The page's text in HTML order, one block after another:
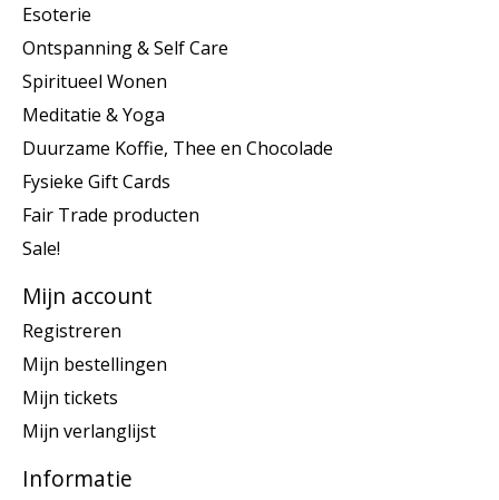
Esoterie
Ontspanning & Self Care
Spiritueel Wonen
Meditatie & Yoga
Duurzame Koffie, Thee en Chocolade
Fysieke Gift Cards
Fair Trade producten
Sale!
Mijn account
Registreren
Mijn bestellingen
Mijn tickets
Mijn verlanglijst
Informatie